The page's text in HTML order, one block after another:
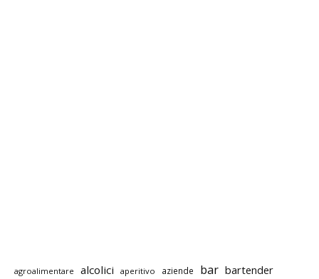
agroalimentare alcolici aperitivo aziende bar bartender